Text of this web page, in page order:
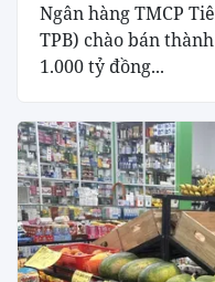
Ngân hàng TMCP
TPB) chào bán
1.000 tỷ đồng...